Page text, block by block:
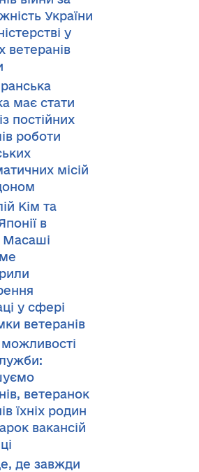
України
у
ветеранів
має стати
постійних
роботи
місій
Кім та
в
Масаші
у сфері
ветеранів
можливості
ветеранок
їхніх родин
вакансій
де завжди